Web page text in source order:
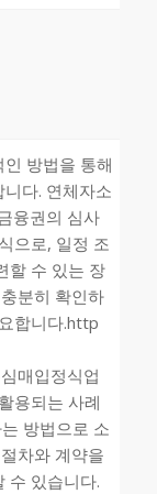
방법을 통해
다. 연체자소
융권의 심사
으로, 일정 조
할 수 있는 장
분히 확인하
합니다.http
매입정식업
용되는 사례
방법으로 소
차와 계약을
수 있습니다.